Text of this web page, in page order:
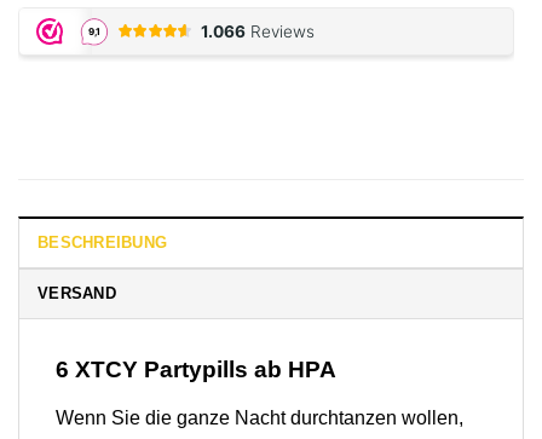
BESCHREIBUNG
VERSAND
6 XTCY Partypills ab HPA
Wenn Sie die ganze Nacht durchtanzen wollen,